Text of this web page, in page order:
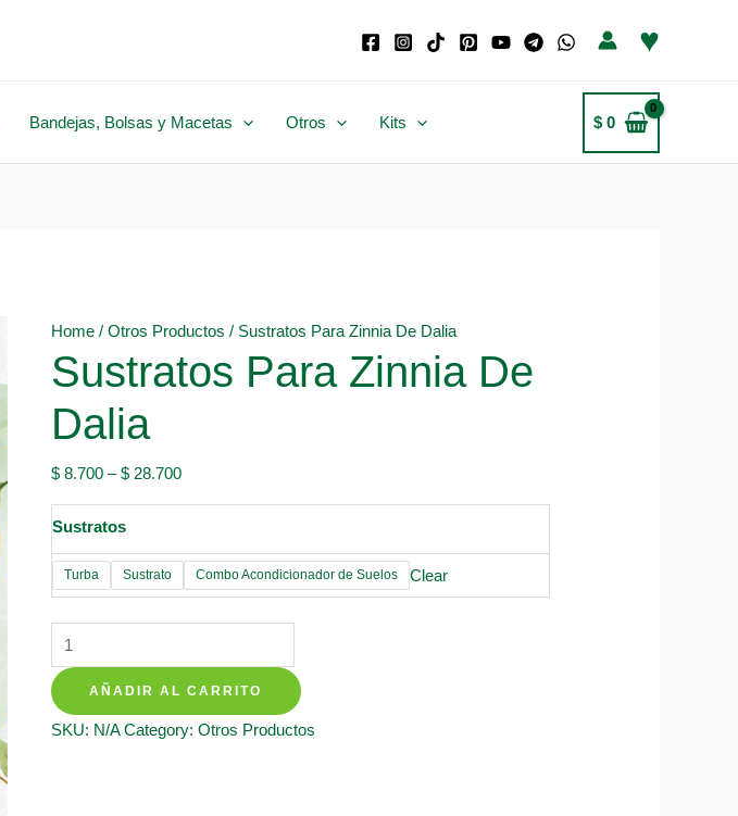
♥
Bandejas, Bolsas y Macetas Otros Kits $0
Home / Otros Productos / Sustratos Para Zinnia De Dalia
Sustratos Para Zinnia De
Dalia
$ 8.700 –$ 28.700
Sustratos
Turba Sustrato Combo Acondicionador de Suelos Clear
Sustratos
Para
Zinnia
De
AÑADIR AL CARRITO
SKU: N/A Category: Otros Productos